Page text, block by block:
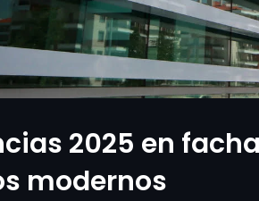
2025 en
modernos